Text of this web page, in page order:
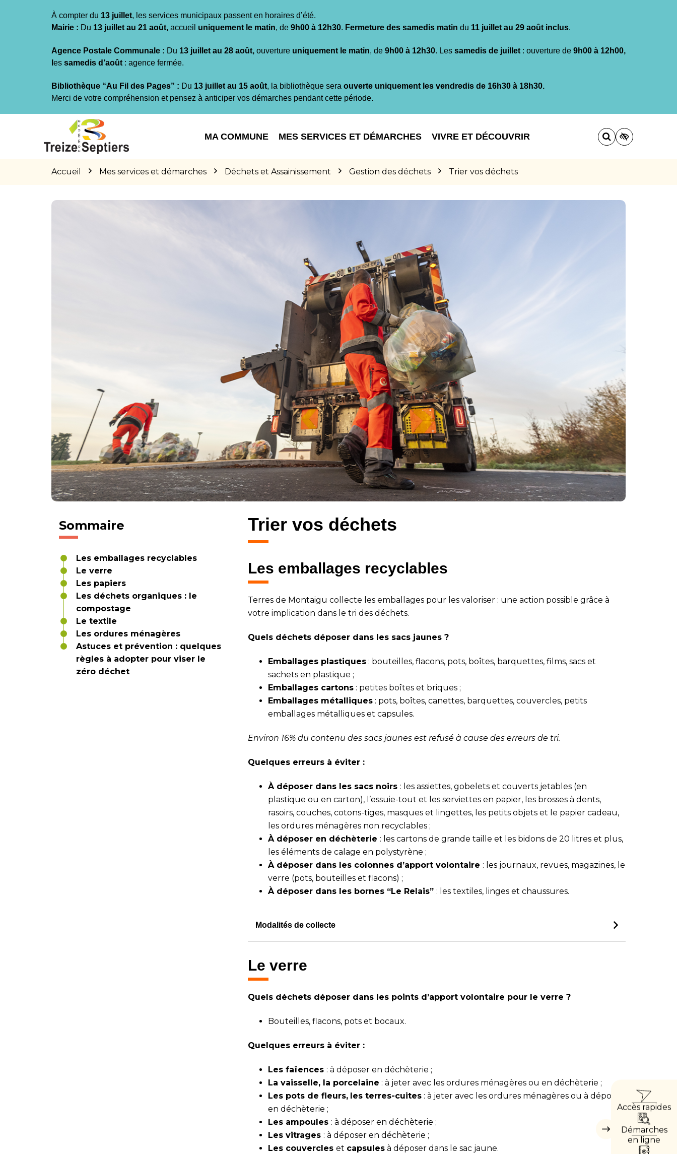
À compter du 13 juillet, les services municipaux passent en horaires d’été.
Mairie : Du 13 juillet au 21 août, accueil uniquement le matin, de 9h00 à 12h30. Fermeture des samedis matin du 11 juillet au 29 août inclus.
Agence Postale Communale : Du 13 juillet au 28 août, ouverture uniquement le matin, de 9h00 à 12h30. Les samedis de juillet : ouverture de 9h00 à 12h00,
es samedis d’août : agence fermée.
Bibliothèque “Au Fil des Pages” : Du 13 juillet au 15 août, la bibliothèque sera ouverte uniquement les vendredis de 16h30 à 18h30.
Merci de votre compréhension et pensez à anticiper vos démarches pendant cette période.
MA COMMUNE MES SERVICES ET DÉMARCHES VIVRE ET DÉCOUVRIR
Accueil Mes services et démarches Déchets et Assainissement Gestion des déchets Trier vos déchets
Masquer
Accès rapides
Démarches
en ligne
Sommaire
Les emballages recyclables
Le verre
Les papiers
Les déchets organiques : le
compostage
Le textile
Les ordures ménagères
Astuces et prévention : quelques
règles à adopter pour viser le
zéro déchet
Trier vos déchets
Les emballages recyclables
Terres de Montaigu collecte les emballages pour les valoriser : une action possible grâce à
votre implication dans le tri des déchets.
Quels déchets déposer dans les sacs jaunes ?
Emballages plastiques : bouteilles, flacons, pots, boîtes, barquettes, films, sacs et
sachets en plastique ;
Emballages cartons : petites boîtes et briques ;
Emballages métalliques : pots, boîtes, canettes, barquettes, couvercles, petits
emballages métalliques et capsules.
Environ 16% du contenu des sacs jaunes est refusé à cause des erreurs de tri.
Quelques erreurs à éviter :
À déposer dans les sacs noirs : les assiettes, gobelets et couverts jetables (en
plastique ou en carton), l’essuie-tout et les serviettes en papier, les brosses à dents,
rasoirs, couches, cotons-tiges, masques et lingettes, les petits objets et le papier cadeau,
les ordures ménagères non recyclables ;
À déposer en déchèterie : les cartons de grande taille et les bidons de 20 litres et plus,
les éléments de calage en polystyrène ;
À déposer dans les colonnes d’apport volontaire : les journaux, revues, magazines, le
verre (pots, bouteilles et flacons) ;
À déposer dans les bornes “Le Relais” : les textiles, linges et chaussures.
Modalités de collecte
Le verre
Quels déchets déposer dans les points d’apport volontaire pour le verre ?
Bouteilles, flacons, pots et bocaux.
Quelques erreurs à éviter :
Les faïences : à déposer en déchèterie ;
La vaisselle, la porcelaine : à jeter avec les ordures ménagères ou en déchèterie ;
Les pots de fleurs, les terres-cuites : à jeter avec les ordures ménagères ou à déposer
en déchèterie ;
Les ampoules : à déposer en déchèterie ;
Les vitrages : à déposer en déchèterie ;
Les couvercles et capsules à déposer dans le sac jaune.